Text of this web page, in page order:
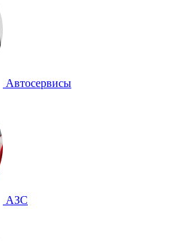
Автосервисы
АЗС